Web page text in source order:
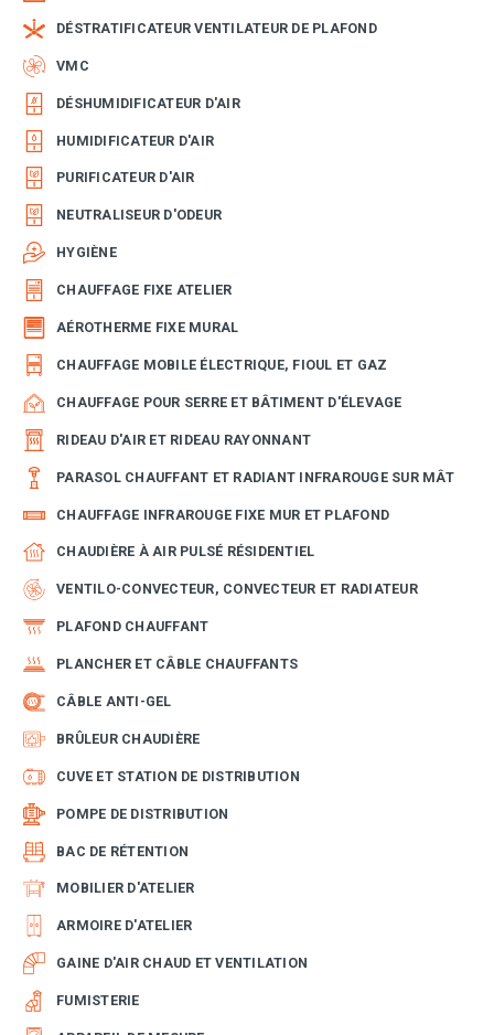
DÉSTRATIFICATEUR VENTILATEUR DE PLAFOND
VMC
DÉSHUMIDIFICATEUR D'AIR
HUMIDIFICATEUR D'AIR
PURIFICATEUR D'AIR
NEUTRALISEUR D'ODEUR
HYGIÈNE
CHAUFFAGE FIXE ATELIER
AÉROTHERME FIXE MURAL
CHAUFFAGE MOBILE ÉLECTRIQUE, FIOUL ET GAZ
CHAUFFAGE POUR SERRE ET BÂTIMENT D'ÉLEVAGE
RIDEAU D'AIR ET RIDEAU RAYONNANT
PARASOL CHAUFFANT ET RADIANT INFRAROUGE SUR MÂT
CHAUFFAGE INFRAROUGE FIXE MUR ET PLAFOND
CHAUDIÈRE À AIR PULSÉ RÉSIDENTIEL
VENTILO-CONVECTEUR, CONVECTEUR ET RADIATEUR
PLAFOND CHAUFFANT
PLANCHER ET CÂBLE CHAUFFANTS
CÂBLE ANTI-GEL
BRÛLEUR CHAUDIÈRE
CUVE ET STATION DE DISTRIBUTION
POMPE DE DISTRIBUTION
BAC DE RÉTENTION
MOBILIER D'ATELIER
ARMOIRE D'ATELIER
GAINE D'AIR CHAUD ET VENTILATION
FUMISTERIE